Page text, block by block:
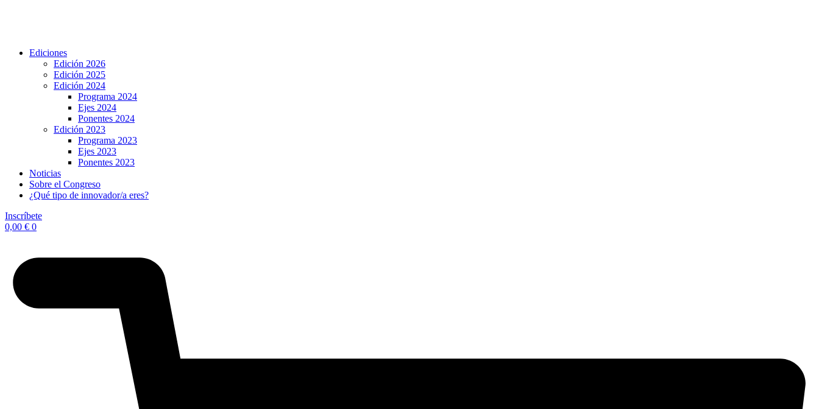
Ediciones
Edición 2026
Edición 2025
Edición 2024
Programa 2024
Ejes 2024
Ponentes 2024
Edición 2023
Programa 2023
Ejes 2023
Ponentes 2023
Noticias
Sobre el Congreso
¿Qué tipo de innovador/a eres?
Inscríbete
0,00 € 0